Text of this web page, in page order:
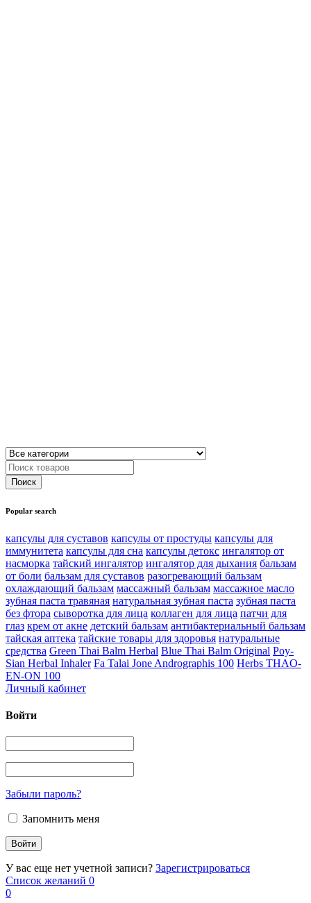
Popular search
капсулы для суставов капсулы от простуды капсулы для
иммунитета капсулы для сна капсулы детокс ингалятор от
насморка тайский ингалятор ингалятор для дыхания бальзам
от боли бальзам для суставов разогревающий бальзам
охлаждающий бальзам массажный бальзам массажное масло
зубная паста травяная натуральная зубная паста зубная паста
без фтора сыворотка для лица коллаген для лица патчи для
глаз крем от акне детский бальзам антибактериальный бальзам
тайская аптека тайские товары для здоровья натуральные
средства Green Thai Balm Herbal Blue Thai Balm Original Poy-
Sian Herbal Inhaler Fa Talai Jone Andrographis 100 Herbs THAO-
EN-ON 100
Личный кабинет
Войти
Забыли пароль?
Запомнить меня
У вас еще нет учетной записи? Зарегистрироваться
Список желаний 0
0